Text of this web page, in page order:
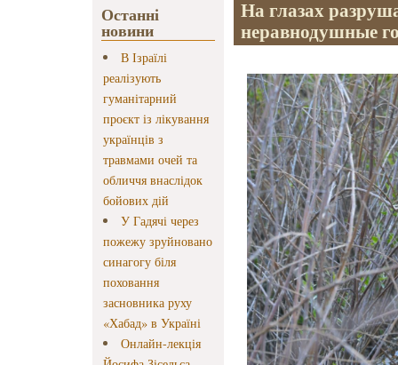
Останні
новини
В Ізраїлі
реалізують
гуманітарний
проєкт із лікування
українців з
травмами очей та
обличчя внаслідок
бойових дій
У Гадячі через
пожежу зруйновано
синагогу біля
поховання
засновника руху
«Хабад» в Україні
Онлайн-лекція
На глазах
неравнодушные